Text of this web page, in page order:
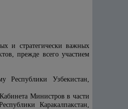
и стратегически важных
прежде всего участием
Республики Узбекистан,
Министров в части
Каракалпакстан,